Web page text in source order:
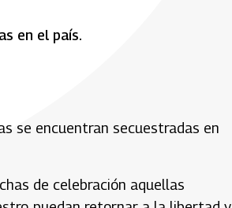
en el país.
se encuentran secuestradas en
de celebración aquellas